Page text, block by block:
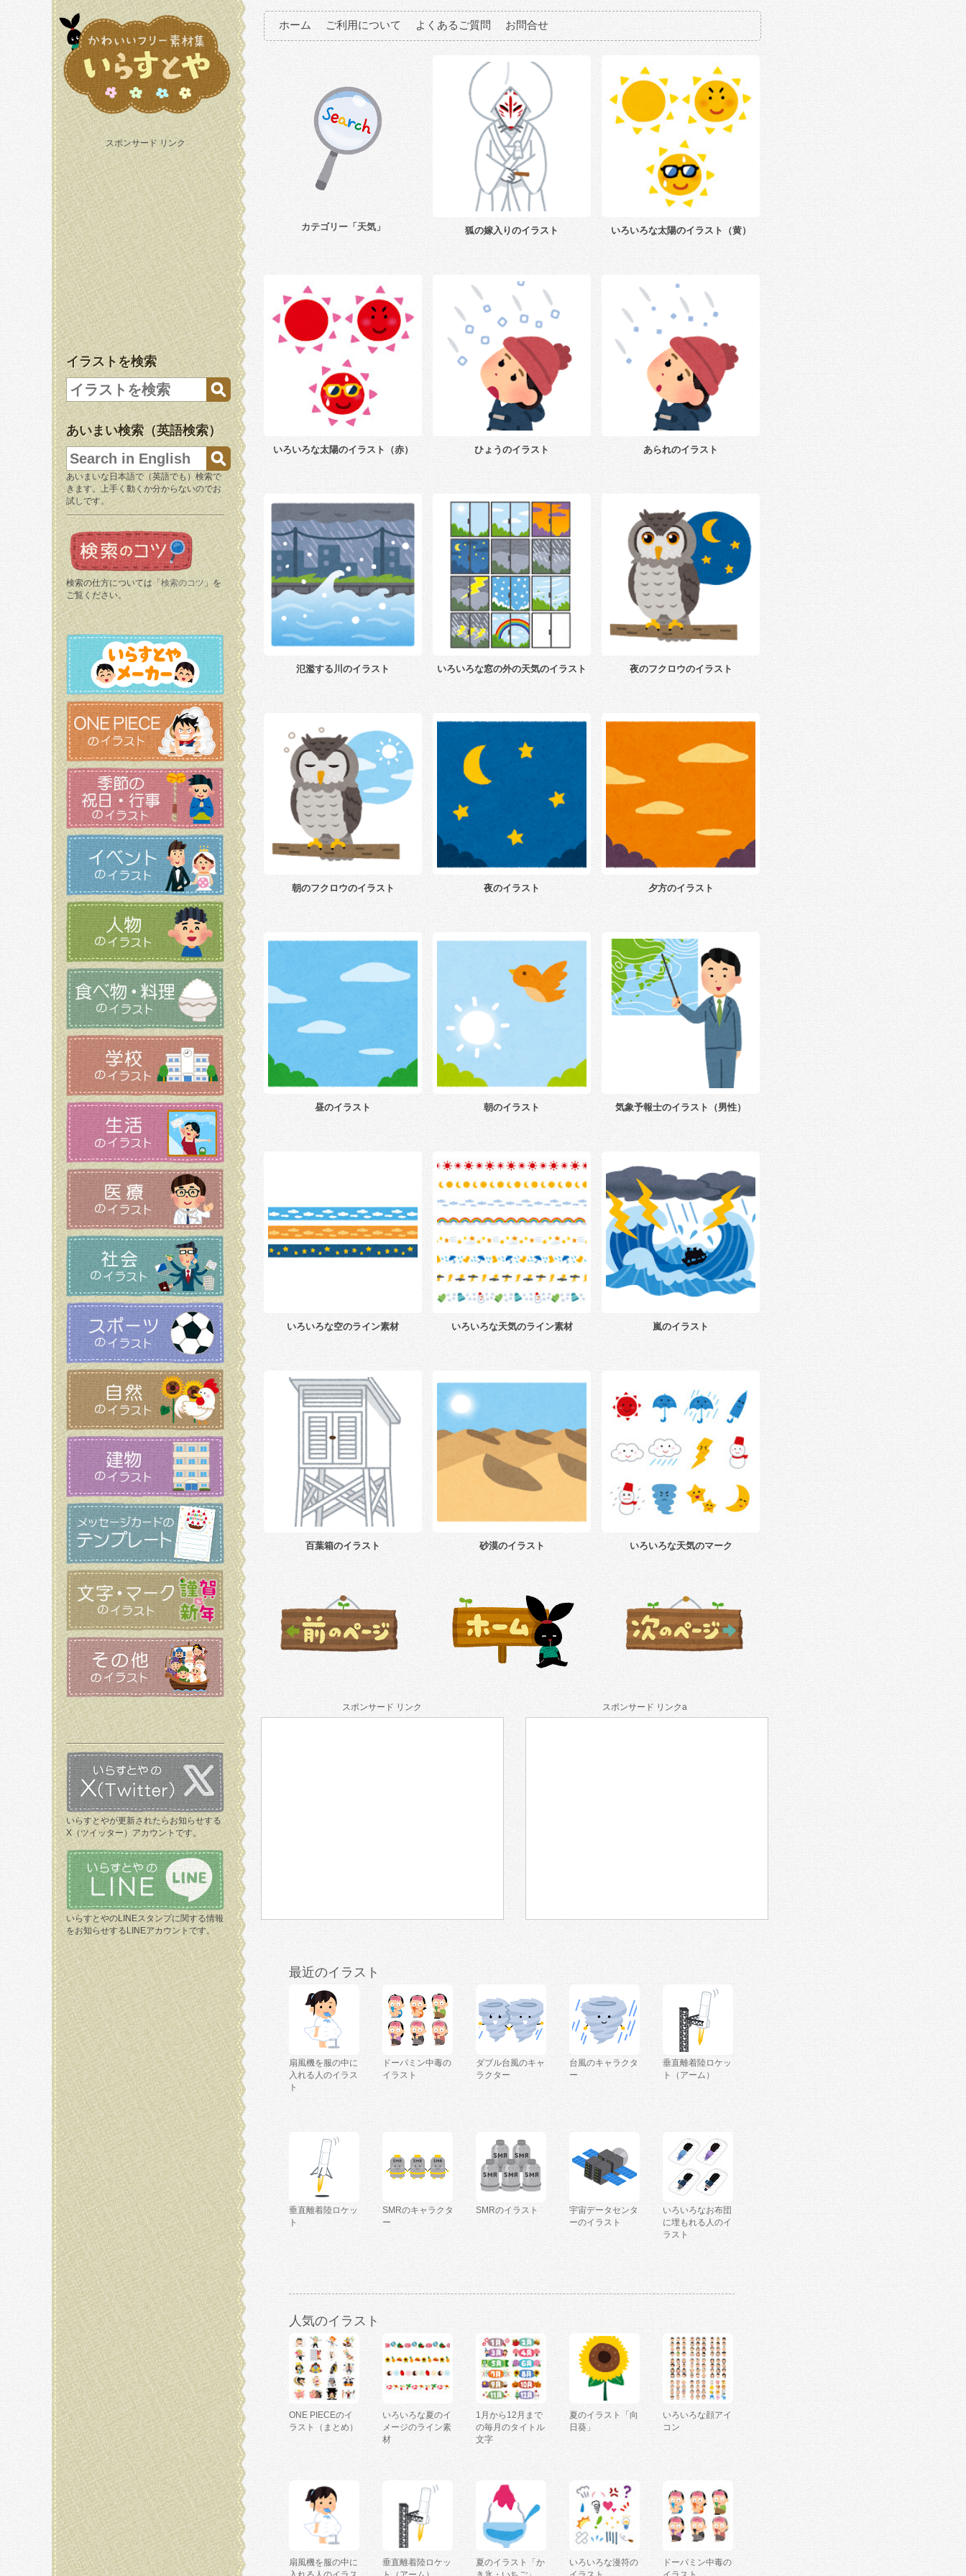
スポンサード リンク
イラストを検索
あいまい検索（英語検索）
あいまいな日本語で（英語でも）検索で
きます。上手く動くか分からないのでお
試しです。
検索の仕方については「 検索のコツ 」を
ご覧ください。
いらすとやが更新されたらお知らせする
X（ツイッター）アカウントです。
いらすとやのLINEスタンプに関する情報
をお知らせするLINEアカウントです。
ホーム ご利用について よくあるご質問 お問合せ
カテゴリー「天気」 狐の嫁入りのイラスト いろいろな太陽のイラスト（黄）
いろいろな太陽のイラスト（赤） ひょうのイラスト あられのイラスト
氾濫する川のイラスト いろいろな窓の外の天気のイラスト 夜のフクロウのイラスト
朝のフクロウのイラスト 夜のイラスト 夕方のイラスト
昼のイラスト 朝のイラスト 気象予報士のイラスト（男性）
いろいろな空のライン素材 いろいろな天気のライン素材 嵐のイラスト
百葉箱のイラスト 砂漠のイラスト いろいろな天気のマーク
スポンサード リンク スポンサード リンクa
最近のイラスト
扇風機を服の中に
入れる人のイラス
ト
ドーパミン中毒の
イラスト
ダブル台風のキャ
ラクター
台風のキャラクタ
ー
垂直離着陸ロケッ
ト（アーム）
垂直離着陸ロケッ
ト
SMRのキャラクタ
ー
SMRのイラスト
宇宙データセンタ
ーのイラスト
いろいろなお布団
に埋もれる人のイ
ラスト
人気のイラスト
ONE PIECEのイ
ラスト（まとめ）
いろいろな夏のイ
メージのライン素
材
1月から12月まで
の毎月のタイトル
文字
夏のイラスト「向
日葵」
いろいろな顔アイ
コン
扇風機を服の中に
垂直離着陸ロケッ
夏のイラスト「か
いろいろな漫符の
ドーパミン中毒の